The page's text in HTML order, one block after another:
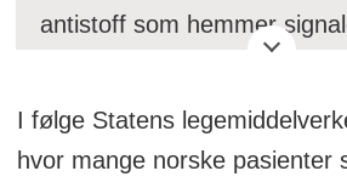
antistoff som hemmer
13) og er ikke
IL-13 er sentrale drivere av
I følge Statens
hvor mange norske